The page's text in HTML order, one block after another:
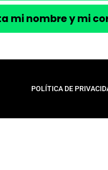
mi nombre y mi
POLÍTICA DE